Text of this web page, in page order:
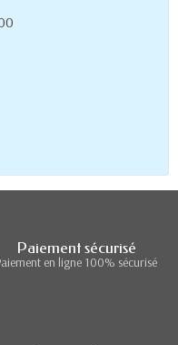
Paiement sécurisé
en ligne 100% sécurisé